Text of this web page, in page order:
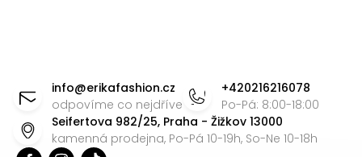
info@erikafashion.cz
odpovíme co nejdříve
+420216216078
Po-Pá: 8:00-18:00
Seifertova 982/25, Praha - Žižkov 13000
kamenná prodejna, Po-Pá 10-19h, So-Ne 10-18h